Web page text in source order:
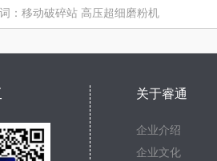
关于睿通
企业介绍
企业文化